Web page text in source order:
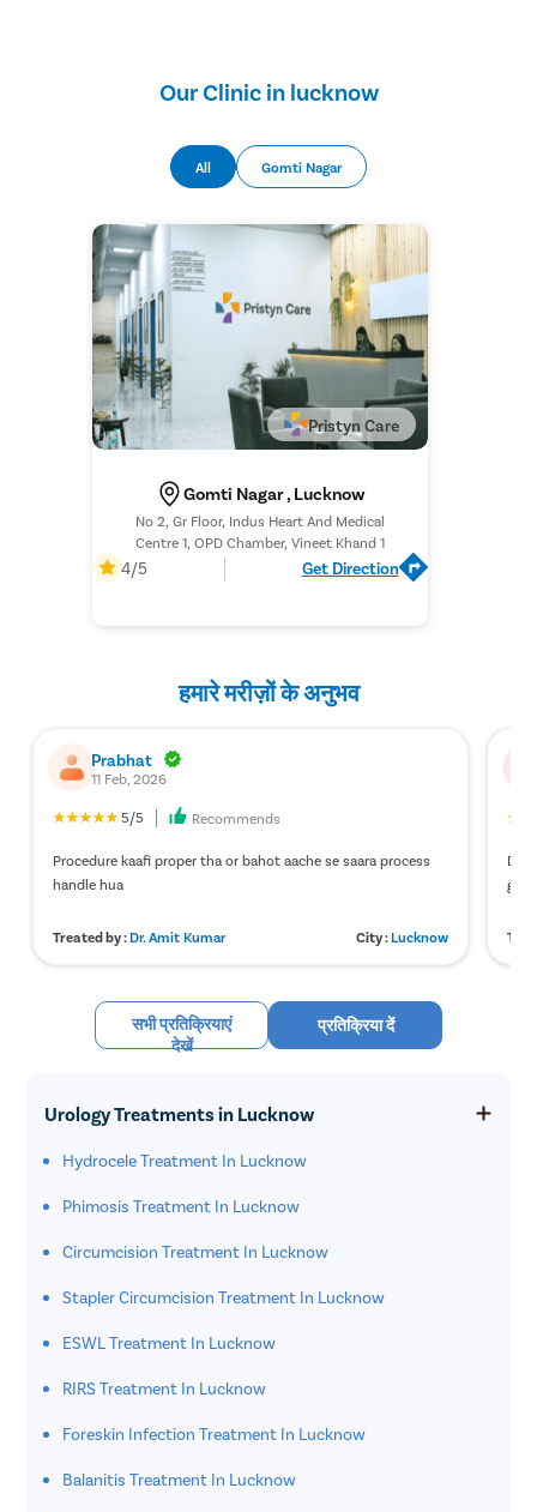
Our Clinic in lucknow
All Gomti Nagar
Pristyn Care
Gomti Nagar , Lucknow
No 2, Gr Floor, Indus Heart And Medical
Centre 1, OPD Chamber, Vineet Khand 1
4/5 Get Direction
हमारे मरीज़ों के अनुभव
Prabhat
11 Feb, 2026
5/5 Recommends
Procedure kaafi proper tha or bahot aache se saara process
handle hua
City :Lucknow
Treated by :Dr. Amit Kumar
सभी प्रतिक्रियाएं
देखें
प्रतिक्रिया दें
Urology Treatments in Lucknow
Hydrocele Treatment In Lucknow
Phimosis Treatment In Lucknow
Circumcision Treatment In Lucknow
Stapler Circumcision Treatment In Lucknow
ESWL Treatment In Lucknow
RIRS Treatment In Lucknow
Foreskin Infection Treatment In Lucknow
Balanitis Treatment In Lucknow